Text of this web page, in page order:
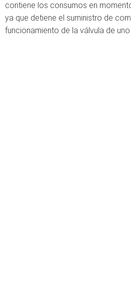
contiene los consumos en
ya que detiene el suministro de
funcionamiento de la válvula de